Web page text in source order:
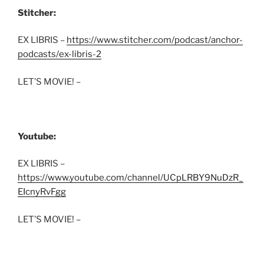
Stitcher:
EX LIBRIS – https://www.stitcher.com/podcast/anchor-
podcasts/ex-libris-2
LET’S MOVIE! –
Youtube:
EX LIBRIS –
https://www.youtube.com/channel/UCpLRBY9NuDzR_
EIcnyRvFgg
LET’S MOVIE! –